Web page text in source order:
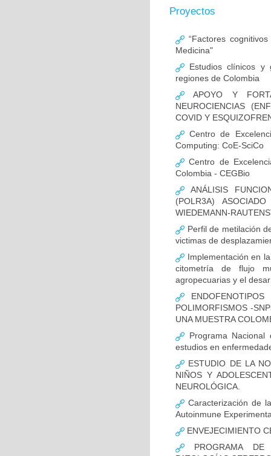
Proyectos
“Factores
Medicina"
Estudios clínicos y
regiones de Colombia
APOYO Y
NEUROCIENCIAS
COVID Y
Centro de
Computing: CoE-SciCo
Centro de
Colombia - CEGBio
ANÁLISIS
(POLR3A)
WIEDEMANN-
Perfil de metilación
victimas de
Implementación en
citometría de flujo
agropecuarias y el
POLIMORFISMOS -
UNA MUESTRA
Programa Nacional
estudios en
ESTUDIO DE LA
NIÑOS Y
NEUROLÓGICA.
Caracterización de
Autoinmune
ENVEJECIMIENTO
PROGRAMA DE